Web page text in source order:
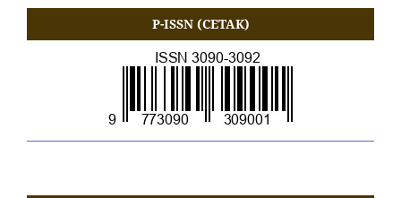
P-ISSN (CETAK)